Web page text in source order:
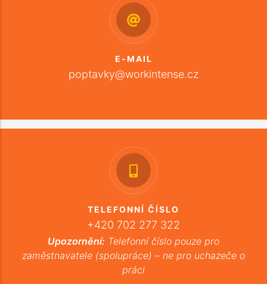
E-MAIL
poptavky@workintense.cz
TELEFONNÍ ČÍSLO
+420 702 277 322
Upozornění: Telefonní číslo pouze pro
zaměstnavatele (spolupráce) – ne pro uchazeče o
práci